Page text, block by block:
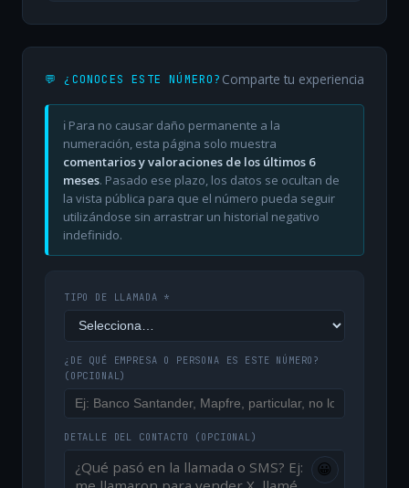
💬 ¿CONOCES ESTE NÚMERO? Comparte tu experiencia
ℹ️ Para no causar daño permanente a la
numeración, esta página solo muestra
comentarios y valoraciones de los últimos 6
meses. Pasado ese plazo, los datos se ocultan de
la vista pública para que el número pueda seguir
utilizándose sin arrastrar un historial negativo
indefinido.
TIPO DE LLAMADA *
¿DE QUÉ EMPRESA O PERSONA ES ESTE NÚMERO?
(OPCIONAL)
DETALLE DEL CONTACTO (OPCIONAL)
😀